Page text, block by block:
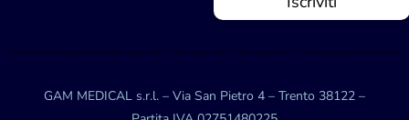
GAM MEDICAL s.r.l. – Via San Pietro 4 – Trento 38122 –